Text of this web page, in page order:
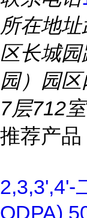
所在地址
区长城
园）园
7层712室
推荐产品
2,3,3',4'-
ODPA)